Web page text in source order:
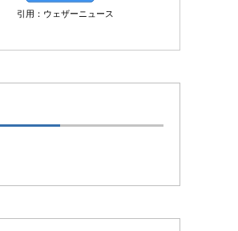
引用：ウェザーニュース